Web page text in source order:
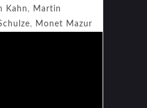
Kahn , Martin
, Monet Mazur